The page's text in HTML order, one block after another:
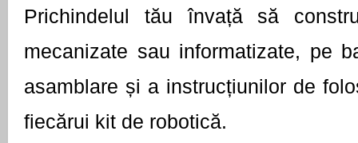
Prichindelul tău învață să
mecanizate sau informatizate, pe
asamblare și a instrucțiunilor de
fiecărui kit de robotică.